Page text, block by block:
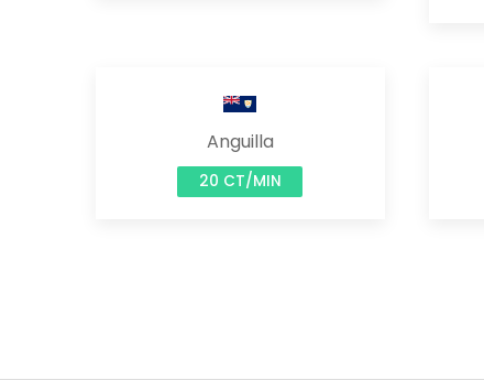
Anguilla
20 CT/MIN